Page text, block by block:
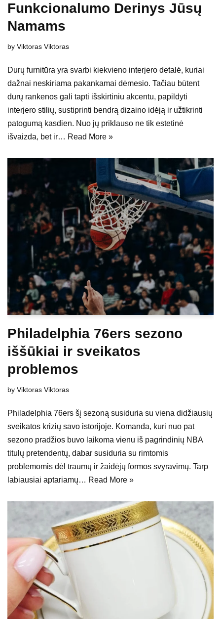
Funkcionalumo Derinys Jūsų
Namams
by Viktoras Viktoras
Durų furnitūra yra svarbi kiekvieno interjero detalė, kuriai
dažnai neskiriama pakankamai dėmesio. Tačiau būtent
durų rankenos gali tapti išskirtiniu akcentu, papildyti
interjero stilių, sustiprinti bendrą dizaino idėją ir užtikrinti
patogumą kasdien. Nuo jų priklauso ne tik estetinė
išvaizda, bet ir… Read More »
Philadelphia 76ers sezono
iššūkiai ir sveikatos
problemos
by Viktoras Viktoras
Philadelphia 76ers šį sezoną susiduria su viena didžiausių
sveikatos krizių savo istorijoje. Komanda, kuri nuo pat
sezono pradžios buvo laikoma vienu iš pagrindinių NBA
titulų pretendentų, dabar susiduria su rimtomis
problemomis dėl traumų ir žaidėjų formos svyravimų. Tarp
labiausiai aptariamų… Read More »